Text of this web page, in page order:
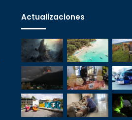
Actualizaciones